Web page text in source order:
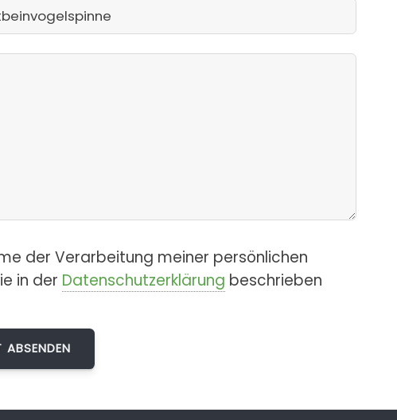
der Verarbeitung meiner persönlichen
in der Datenschutzerklärung beschrieben